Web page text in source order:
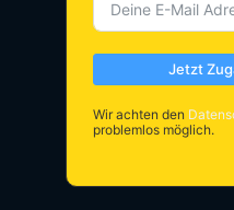
Jetzt
Wir achten den
problemlos möglich.